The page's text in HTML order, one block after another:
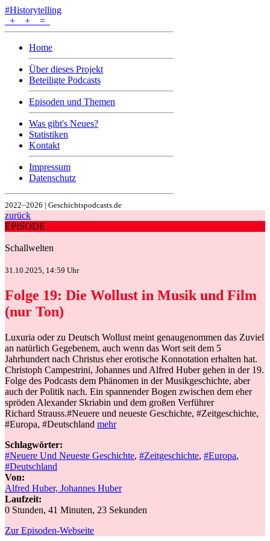
#Historytelling
+
+ =
Home
Über dieses Projekt
Beteiligte Podcasts
Episoden und Themen
Was gibt's Neues?
Statistiken
Kontakt
Impressum
Datenschutz
2022–2026 | Geschichtspodcasts.de
zurück
EPISODE
Schallwelten
31.10.2025, 14:59 Uhr
Folge 19: Die Wollust in Musik und Film
(nur Ton)
Luxuria oder zu Deutsch Wollust meint genaugenommen das Zuviel
an natürlich Gegebenem, auch wenn das Wort seit dem 5
Jahrhundert nach Christus eher erotische Konnotation erhalten hat.
Christoph Campestrini, Johannes und Alfred Huber gehen in der 19.
Folge des Podcasts dem Phänomen in der Musikgeschichte, aber
auch der Politik nach. Ein spannender Bogen zwischen dem eher
spröden Alexander Skriabin und dem großen Verführer
Richard Strauss.#Neuere und neueste Geschichte, #Zeitgeschichte,
#Europa, #Deutschland mehr
Schlagwörter:
#Neuere Und Neueste Geschichte, #Zeitgeschichte, #Europa,
#Deutschland
Von:
Alfred Huber, Johannes Huber
Laufzeit:
0 Stunden, 41 Minuten, 23 Sekunden
Zur Episoden-Webseite